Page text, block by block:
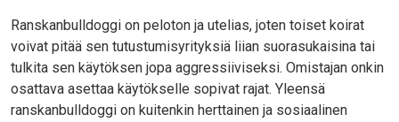
Ranskanbulldoggi on peloton ja utelias, joten toiset koirat
voivat pitää sen tutustumisyrityksiä liian suorasukaisina tai
tulkita sen käytöksen jopa aggressiiviseksi. Omistajan onkin
osattava asettaa käytökselle sopivat rajat. Yleensä
ranskanbulldoggi on kuitenkin herttainen ja sosiaalinen